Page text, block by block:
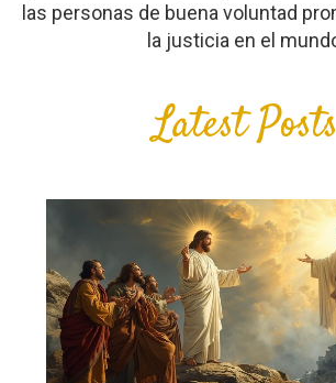
las personas de buena voluntad
la justicia en el
Latest Posts